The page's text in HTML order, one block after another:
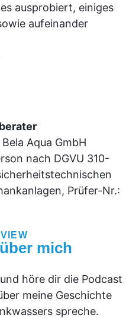
ausprobiert, einiges
aufeinander
Aqua GmbH
nach DGVU 310-
Prüfer-Nr.:
mich
höre dir die Podcast
meine Geschichte
spreche.